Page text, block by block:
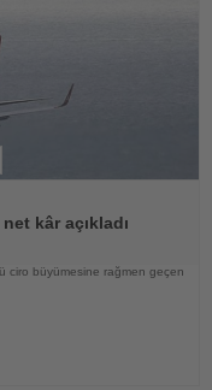
kâr açıkladı
ciro büyümesine rağmen geçen